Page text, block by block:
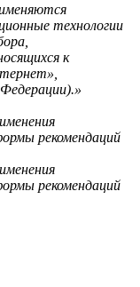
технологии
к
рекомендаций
рекомендаций